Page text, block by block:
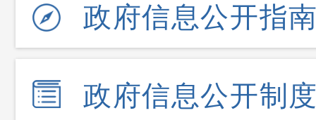
政府信息公开指
政府信息公开制